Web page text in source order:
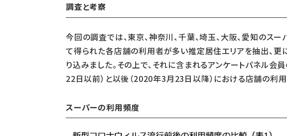
調査と考察
今回の調査では、東京、神奈川、千葉、埼玉、大阪、愛知のス
て得られた各店舗の利用者が多い推定居住エリアを抽出、更
り込みました。その上で、それに含まれるアンケートパネル
22日以前）と以後（2020年3月23日以降）における店舗の利
スーパーの利用頻度